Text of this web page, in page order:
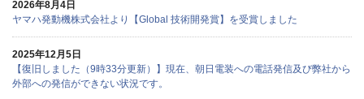
2026年8月4日
ヤマハ発動機株式会社より【Global 技術開発賞】を受賞しました
2025年12月5日
【復旧しました（9時33分更新）】現在、朝日電装への電話発信及び弊社から
外部への発信ができない状況です。